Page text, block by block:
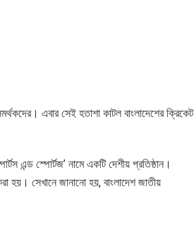
এবার সেই হতাশা কাটল বাংলাদেশের ক্রিকেট
এন্ড স্পোর্টজ’ নামে একটি দেশীয় প্রতিষ্ঠান।
হয়। সেখানে জানানো হয়, বাংলাদেশ জাতীয়